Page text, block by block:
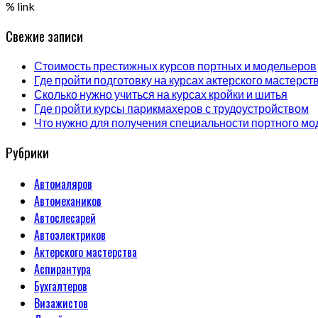
% link
Свежие записи
Стоимость престижных курсов портных и модельеров
Где пройти подготовку на курсах актерского
Сколько нужно учиться на курсах кройки и шитья
Где пройти курсы парикмахеров с трудоустройством
Что нужно для получения специальности портного
Рубрики
Автомаляров
Автомехаников
Автослесарей
Автоэлектриков
Актерского мастерства
Аспирантура
Бухгалтеров
Визажистов